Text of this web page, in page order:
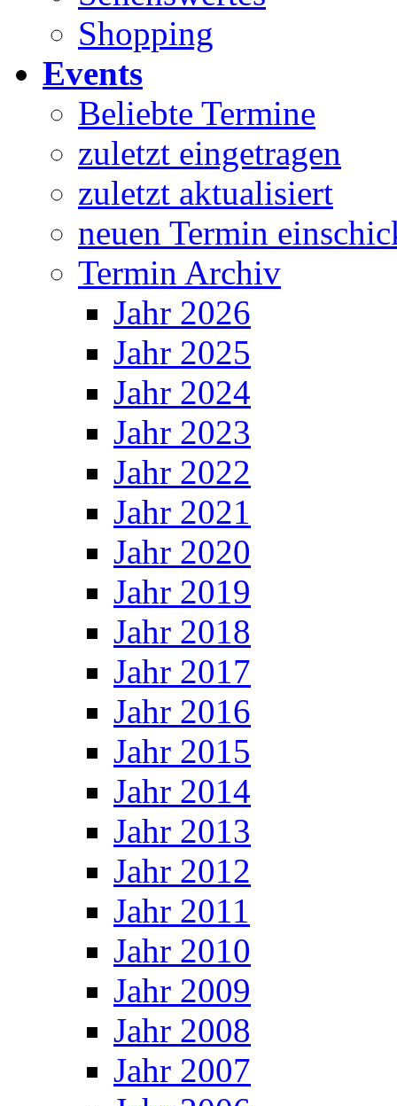
Shopping
Events
Beliebte Termine
zuletzt eingetragen
zuletzt aktualisiert
neuen Termin
Termin Archiv
Jahr 2026
Jahr 2025
Jahr 2024
Jahr 2023
Jahr 2022
Jahr 2021
Jahr 2020
Jahr 2019
Jahr 2018
Jahr 2017
Jahr 2016
Jahr 2015
Jahr 2014
Jahr 2013
Jahr 2012
Jahr 2011
Jahr 2010
Jahr 2009
Jahr 2008
Jahr 2007